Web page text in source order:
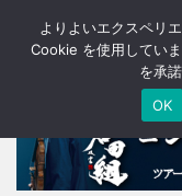
よりよいエクスペリ
Cookie を使用してい
を承
OK